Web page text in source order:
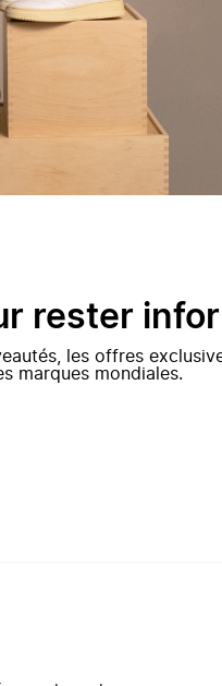
rester
les offres
marques mondiales.